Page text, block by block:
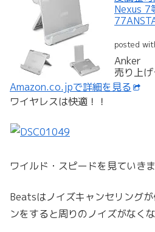
Nexus 7
posted
Anker
売り上
Amazon.co.jpで詳細を見る
ワイヤレスは快適！！
ワイルド・スピードを見ていき
Beatsはノイズキャンセリング
ンをすると周りのノイズがなく